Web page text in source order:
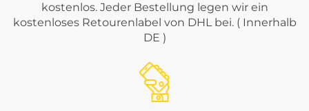
kostenlos. Jeder Bestellung legen wir ein
kostenloses Retourenlabel von DHL bei. ( Innerhalb
DE )